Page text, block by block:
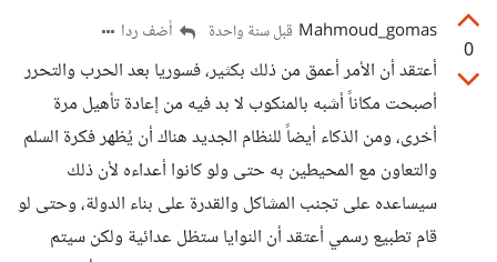
0
Mahmoud_gomas قبل سنة واحدة أضف ردا
أعتقد أن الأمر أعمق من ذلك بكثير، فسوريا بعد الحرب والتحرر
أصبحت مكاناً أشبه بالمنكوب لا بد فيه من إعادة تأهيل مرة
أخرى، ومن الذكاء أيضاً للنظام الجديد هناك أن يُظهر فكرة السلم
والتعاون مع المحيطين به حتى ولو كانوا أعداءه لأن ذلك
سيساعده على تجنب المشاكل والقدرة على بناء الدولة، وحتى لو
قام تطبيع رسمي أعتقد أن النوايا ستظل عدائية ولكن سيتم